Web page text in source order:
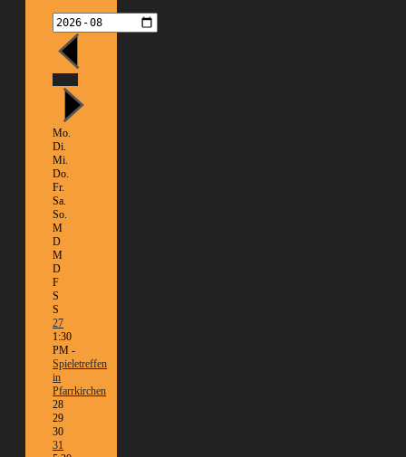
Mo.
Di.
Mi.
Do.
Fr.
Sa.
So.
M
D
M
D
F
S
S
27
1:30
PM -
Spieletreffen
in
Pfarrkirchen
28
29
30
31